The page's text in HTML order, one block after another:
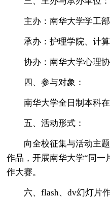
主办：南华大学学工部
承办：护理学院、计
协办：南华大学心理
四、参与对象：
南华大学全日制本科
五、活动形式：
向全校征集与活动主
作品，开展南华大学“同一
作大赛。
六、flash、dv幻灯片